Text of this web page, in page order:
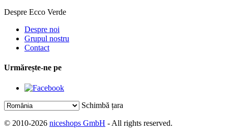
Despre Ecco Verde
Despre noi
Grupul nostru
Contact
Urmărește-ne pe
Schimbă țara
© 2010-2026 niceshops GmbH - All rights reserved.